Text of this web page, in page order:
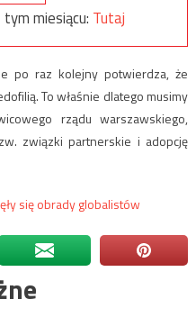
miesiącu: Tutaj
po raz kolejny potwierdza, że
To właśnie dlatego musimy
rządu warszawskiego,
związki partnerskie i adopcję
się obrady globalistów